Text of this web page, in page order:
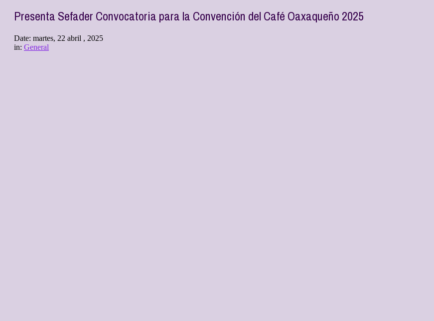
Presenta Sefader Convocatoria para la Convención del Café Oaxaqueño 2025
Date: martes, 22 abril , 2025
in: General